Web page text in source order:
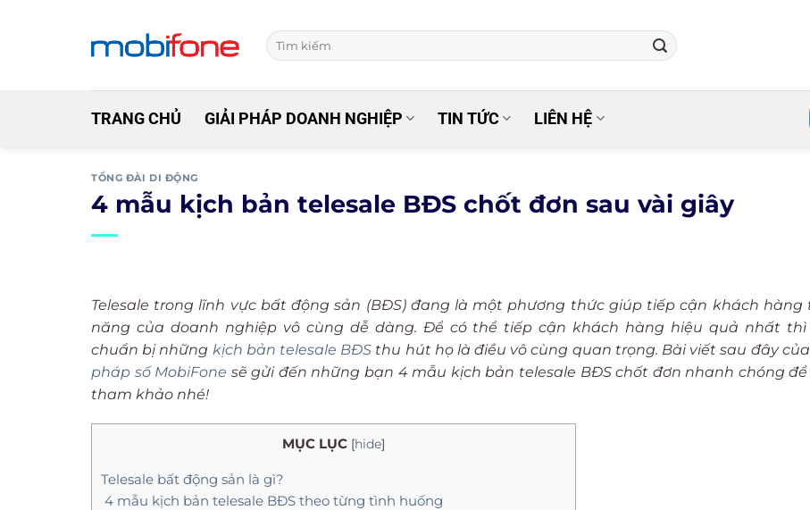
TRANG CHỦ GIẢI PHÁP DOANH NGHIỆP TIN TỨC LIÊN HỆ
TỔNG ĐÀI DI ĐỘNG
4 mẫu kịch bản telesale BĐS chốt đơn sau vài giây
Telesale trong lĩnh vực bất động sản (BĐS) đang là một phương thức giúp tiếp cận khách hàng
năng của doanh nghiệp vô cùng dễ dàng. Để có thể tiếp cận khách hàng hiệu quả nhất thì
chuẩn bị những kịch bản telesale BĐS thu hút họ là điều vô cùng quan trọng. Bài viết sau đây của
pháp số MobiFone sẽ gửi đến những bạn 4 mẫu kịch bản telesale BĐS chốt đơn nhanh chóng
tham khảo nhé!
MỤC LỤC [hide]
Telesale bất động sản là gì?
4 mẫu kịch bản telesale BĐS theo từng tình huống